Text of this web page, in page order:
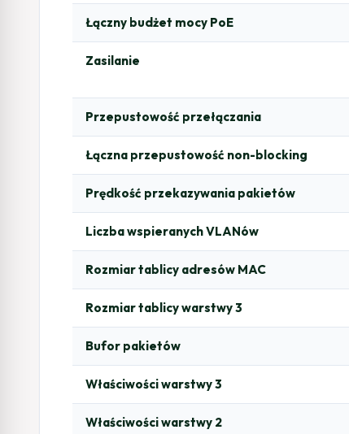
Łączny budżet mocy PoE
Zasilanie
Przepustowość przełączania
Łączna przepustowość non-blocking
Prędkość przekazywania pakietów
Liczba wspieranych VLANów
Rozmiar tablicy adresów MAC
Rozmiar tablicy warstwy 3
Bufor pakietów
Właściwości warstwy 3
Właściwości warstwy 2